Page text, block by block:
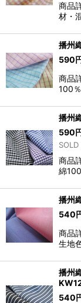
商品
材・
播州
590
商品
100
播州
590
商品
綿
播州
540
商品
生地
播州
540